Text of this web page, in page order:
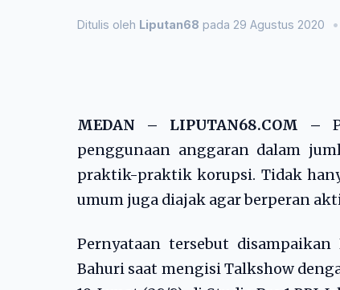
Ditulis oleh Liputan68 pada 29 Agustus 2020 •
MEDAN – LIPUTAN68.COM –
penggunaan anggaran dalam
praktik-praktik korupsi. Tidak
umum juga diajak agar berperan
Pernyataan tersebut
Bahuri saat mengisi Talkshow